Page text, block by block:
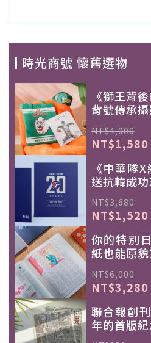
時光商號 懷舊選物
《獅王背
背號傳承
NT$4,000
NT$1,580
《中華隊
送抗韓成功
NT$3,680
NT$1,520
你的特別
紙也能原
NT$6,000
NT$3,280
聯合報創
年的首版